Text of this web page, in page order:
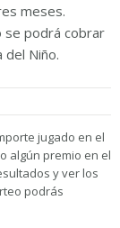
meses.
se podrá cobrar
Niño.
jugado en el
algún premio en el
y ver los
podrás